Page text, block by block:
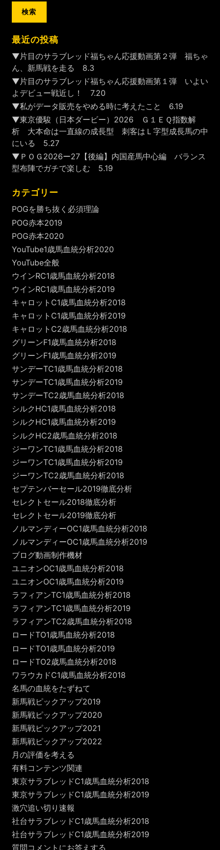
最近の投稿
▼片目のサラブレッド福ちゃん応援動画第２弾 福ちゃ
ん、新馬戦を走る 8.3
▼片目のサラブレッド福ちゃん応援動画第１弾 いよい
よデビュー戦近し！ 7.20
▼私がデータ販売をやめる時に考えたこと 6.19
▼東京優駿（日本ダービー）2026 Ｇ１ＥＱ指数解
析 大本命は一直線の成長型 刺客はＬ字型成長馬の中
にいる 5.27
▼ＰＯＧ2026ー27【後編】内国産馬中心編 バランス
型布陣でガチで楽しむ 5.19
カテゴリー
POGを勝ち抜く必須理論
POG赤本2019
POG赤本2020
YouTube1歳馬血統分析2020
YouTube全般
ウインRC1歳馬血統分析2018
ウインRC1歳馬血統分析2019
キャロットC1歳馬血統分析2018
キャロットC1歳馬血統分析2019
キャロットC2歳馬血統分析2018
グリーンF1歳馬血統分析2018
グリーンF1歳馬血統分析2019
サンデーTC1歳馬血統分析2018
サンデーTC1歳馬血統分析2019
サンデーTC2歳馬血統分析2018
シルクHC1歳馬血統分析2018
シルクHC1歳馬血統分析2019
シルクHC2歳馬血統分析2018
ジーワンTC1歳馬血統分析2018
ジーワンTC1歳馬血統分析2019
ジーワンTC2歳馬血統分析2018
セプテンバーセール2019徹底分析
セレクトセール2018徹底分析
セレクトセール2019徹底分析
ノルマンディーOC1歳馬血統分析2018
ノルマンディーOC1歳馬血統分析2019
ブログ動画制作機材
ユニオンOC1歳馬血統分析2018
ユニオンOC1歳馬血統分析2019
ラフィアンTC1歳馬血統分析2018
ラフィアンTC1歳馬血統分析2019
ラフィアンTC2歳馬血統分析2018
ロードTO1歳馬血統分析2018
ロードTO1歳馬血統分析2019
ロードTO2歳馬血統分析2018
ワラウカドC1歳馬血統分析2018
名馬の血統をたずねて
新馬戦ピックアップ2019
新馬戦ピックアップ2020
新馬戦ピックアップ2021
新馬戦ピックアップ2022
月の評価を考える
有料コンテンツ関連
東京サラブレッドC1歳馬血統分析2018
東京サラブレッドC1歳馬血統分析2019
激穴追い切り速報
社台サラブレッドC1歳馬血統分析2018
社台サラブレッドC1歳馬血統分析2019
質問コメントにお答えする